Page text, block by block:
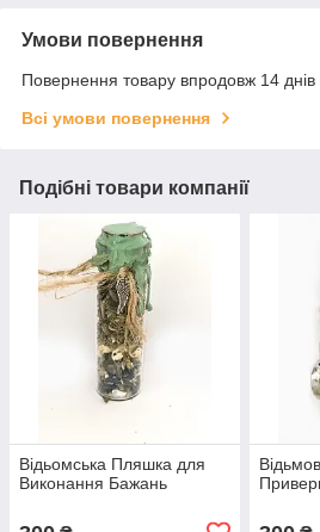
Умови повернення
Повернення товару впродовж 14 днів
Всі умови повернення
Подібні товари компанії
Відьомська Пляшка для
Виконання Бажань